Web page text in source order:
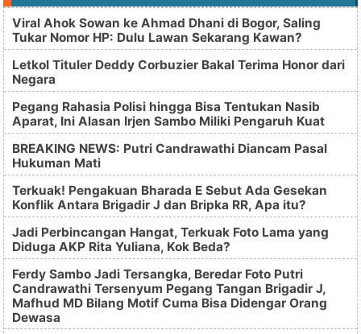
Viral Ahok Sowan ke Ahmad Dhani di Bogor, Saling
Tukar Nomor HP: Dulu Lawan Sekarang Kawan?
Letkol Tituler Deddy Corbuzier Bakal Terima Honor dari
Negara
Pegang Rahasia Polisi hingga Bisa Tentukan Nasib
Aparat, Ini Alasan Irjen Sambo Miliki Pengaruh Kuat
BREAKING NEWS: Putri Candrawathi Diancam Pasal
Hukuman Mati
Terkuak! Pengakuan Bharada E Sebut Ada Gesekan
Konflik Antara Brigadir J dan Bripka RR, Apa itu?
Jadi Perbincangan Hangat, Terkuak Foto Lama yang
Diduga AKP Rita Yuliana, Kok Beda?
Ferdy Sambo Jadi Tersangka, Beredar Foto Putri
Candrawathi Tersenyum Pegang Tangan Brigadir J,
Mafhud MD Bilang Motif Cuma Bisa Didengar Orang
Dewasa